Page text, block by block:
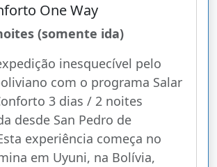
One Way
(somente ida)
inesquecível pelo
com o programa Salar
3 dias / 2 noites
desde San Pedro de
experiência começa no
em Uyuni, na Bolívia,